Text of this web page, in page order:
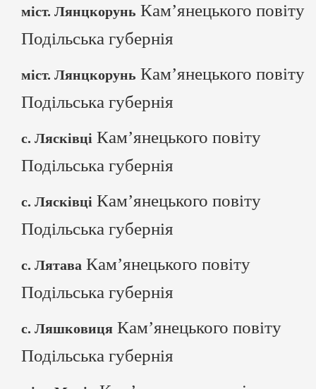
міст. Лянцкорунь Кам’янецького повіту
Подільська губернія
міст. Лянцкорунь Кам’янецького повіту
Подільська губернія
с. Лясківці Кам’янецького повіту
Подільська губернія
с. Лясківці Кам’янецького повіту
Подільська губернія
с. Лятава Кам’янецького повіту
Подільська губернія
с. Ляшковиця Кам’янецького повіту
Подільська губернія